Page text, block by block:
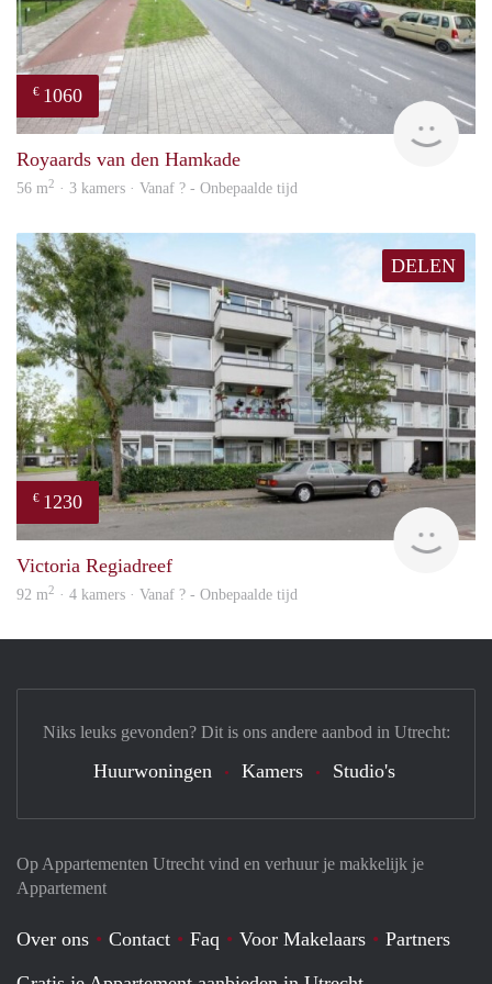
€ 1060
rent
Royaards van den Hamkade
56 m2 · 3 kamers · Vanaf ? - Onbepaalde tijd
DELEN
€ 1230
Victoria Regiadreef
92 m2 · 4 kamers · Vanaf ? - Onbepaalde tijd
Op Appartementen Utrecht vind en verhuur je makkelijk je
Appartement
Over ons Contact Faq Voor Makelaars
Partners
Niks leuks gevonden? Dit is ons andere aanbod in Utrecht:
Huurwoningen Kamers Studio's